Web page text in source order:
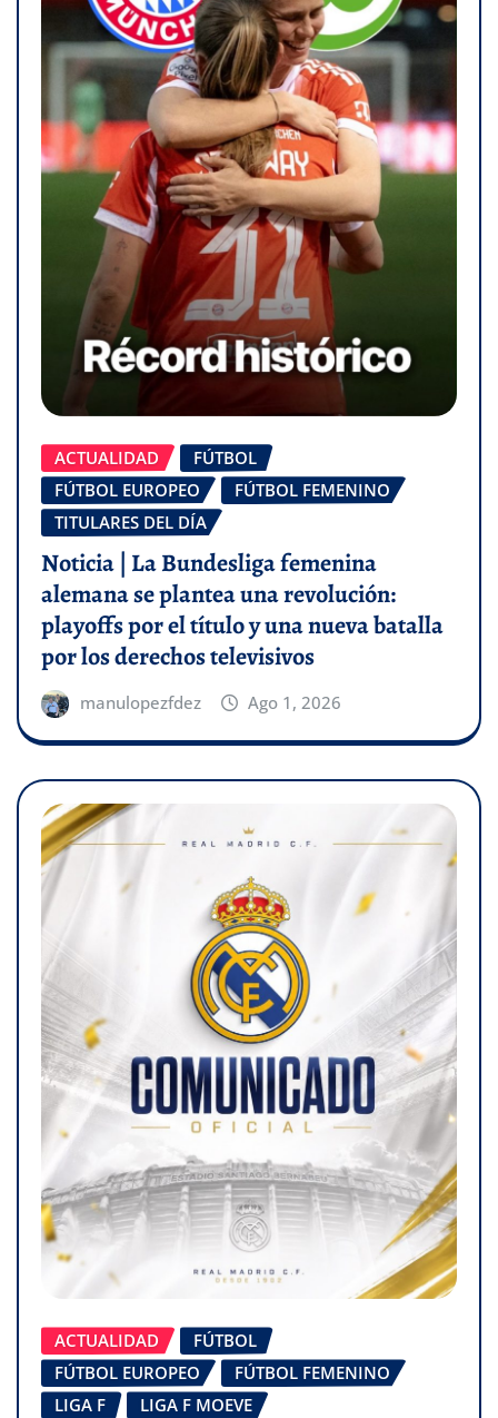
ACTUALIDAD
FÚTBOL
FÚTBOL EUROPEO
FÚTBOL FEMENINO
TITULARES DEL DÍA
Noticia | La Bundesliga femenina
alemana se plantea una revolución:
playoffs por el título y una nueva batalla
por los derechos televisivos
manulopezfdez Ago 1, 2026
ACTUALIDAD
FÚTBOL
FÚTBOL EUROPEO
FÚTBOL FEMENINO
LIGA F
LIGA F MOEVE